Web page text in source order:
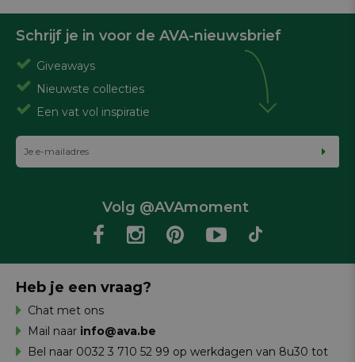
Schrijf je in voor de AVA-nieuwsbrief
Giveaways
Nieuwste collecties
Een vat vol inspiratie
Volg @AVAmoment
Heb je een vraag?
Chat met ons
Mail naar info@ava.be
Bel naar 0032 3 710 52 99 op werkdagen van 8u30 tot